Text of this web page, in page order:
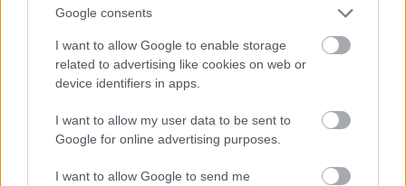
Google consents
I want to allow Google to enable storage
related to advertising like cookies on web or
device identifiers in apps.
I want to allow my user data to be sent to
Google for online advertising purposes.
I want to allow Google to send me
Ezt nem nehéz eldönteni. Egy kilogramm benzin
vagy gázolaj elégetésekor mintegy45 megajoule
energia szabadul fel hő formájában, és emellett kb.
3,3 kg szén-dioxidtermelődik. A szén-dioxid
számolgatás után azt kapjuk, hogy az üzemanyag
elégetésével mintegy 6,2 eV energiát nyerünk egy
keletkező szén-dioxid molekulára számítva.